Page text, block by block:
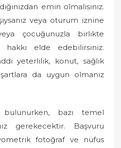
emin olmalısınız.
veya oturum iznine
çocuğunuzla birlikte
hakkı elde edebilirsiniz.
yeterlilik, konut, sağlık
da uygun olmanız
bulunurken, bazı temel
gerekecektir. Başvuru
fotoğraf ve nüfus